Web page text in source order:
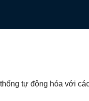
tự động hóa với